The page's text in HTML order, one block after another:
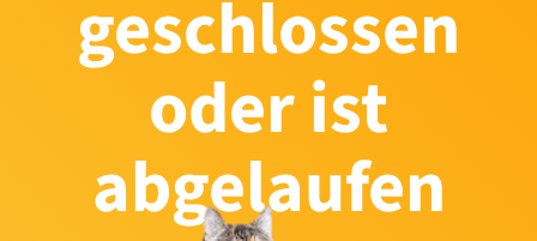
geschlossen
oder ist
abgelaufen